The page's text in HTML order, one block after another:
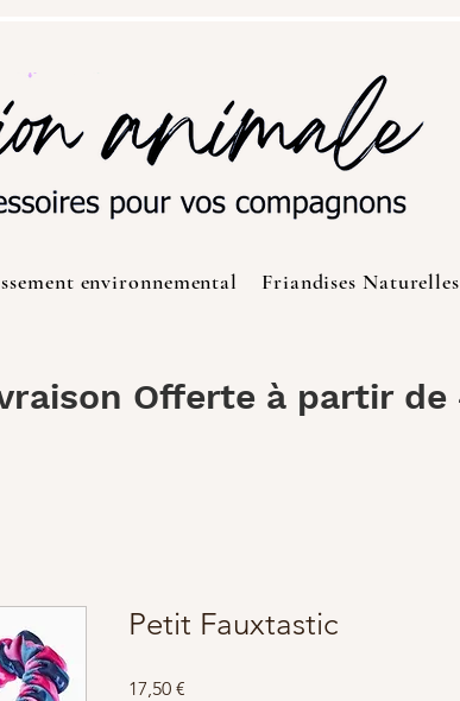
environnemental Friandises Naturelles
Petit Fauxtastic
17,50 €